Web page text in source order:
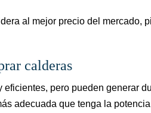
al mejor precio del mercado,
calderas
eficientes, pero pueden generar
adecuada que tenga la